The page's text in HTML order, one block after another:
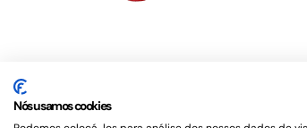
Este site não é um produto
serviços jurídicos, privativos de
OAB/SP nº 22477 –
Nós usamos cookies